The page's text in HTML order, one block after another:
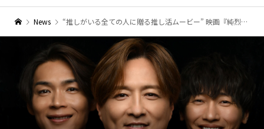
News “推しがいる全ての人に贈る推し活ムービー” 映画『純烈ドキュメンタリー 死ぬまで推すのか』がついにデジタル配信スタート！